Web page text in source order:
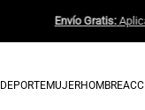
DEPORTEMUJERHOMBRE